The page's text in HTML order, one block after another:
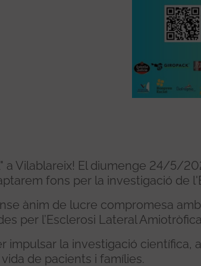
a Vilablareix! El diumenge 24/5/
fons per la investigació de
ànim de lucre compromesa
per l’Esclerosi Lateral Amiotròfica
impulsar la investigació científica,
de pacients i famílies.